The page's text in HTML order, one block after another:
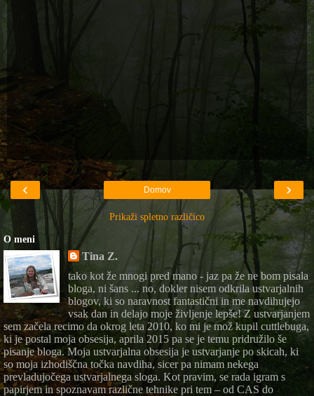
‹ ›
Domov
Prikaži spletno različico
O meni
Tina Z.
tako kot že mnogi pred mano - jaz pa že ne bom pisala
bloga, ni šans ... no, dokler nisem odkrila ustvarjalnih
blogov, ki so naravnost fantastični in me navdihujejo
vsak dan in delajo moje življenje lepše! Z ustvarjanjem
sem začela recimo da okrog leta 2010, ko mi je mož kupil cuttlebuga,
ki je postal moja obsesija, aprila 2015 pa se je temu pridružilo še
pisanje bloga. Moja ustvarjalna obsesija je ustvarjanje po skicah, ki
so moja izhodiščna točka navdiha, sicer pa nimam nekega
prevladujočega ustvarjalnega sloga. Kot pravim, se rada igram s
papirjem in spoznavam različne tehnike pri tem – od CAS do